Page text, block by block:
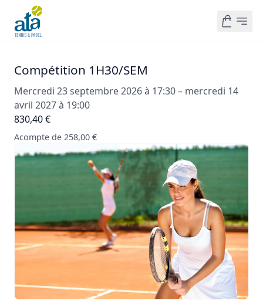
Compétition 1H30/SEM
Mercredi 23 septembre 2026 à 17:30 – mercredi 14
avril 2027 à 19:00
830,40 €
Acompte de 258,00 €